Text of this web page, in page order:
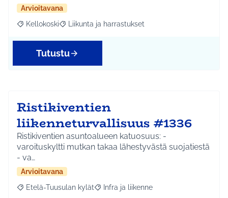
Arvioitavana
Rajaa tulokset aihepiirin mukaan: Kellokoski
Kellokoski Rajaa tulokset teeman mukaan: Liikunta ja
Liikunta ja harrastukset
Tutustu
Ristikiventien
liikenneturvallisuus #1336
Ristikiventien asuntoalueen katuosuus: -
varoituskyltti mutkan takaa lähestyvästä suojatiestä
- va…
Arvioitavana
Rajaa tulokset aihepiirin mukaan: Etelä-Tuusulan kylät
Etelä-Tuusulan kylät Rajaa tulokset teeman mukaan: Infra ja
Infra ja liikenne